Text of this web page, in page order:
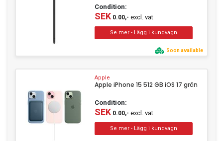
Condition:
SEK0.00,- excl. vat
Soon available
Apple
Apple iPhone 15 512 GB iOS 17 grön
Condition:
SEK0.00,- excl. vat